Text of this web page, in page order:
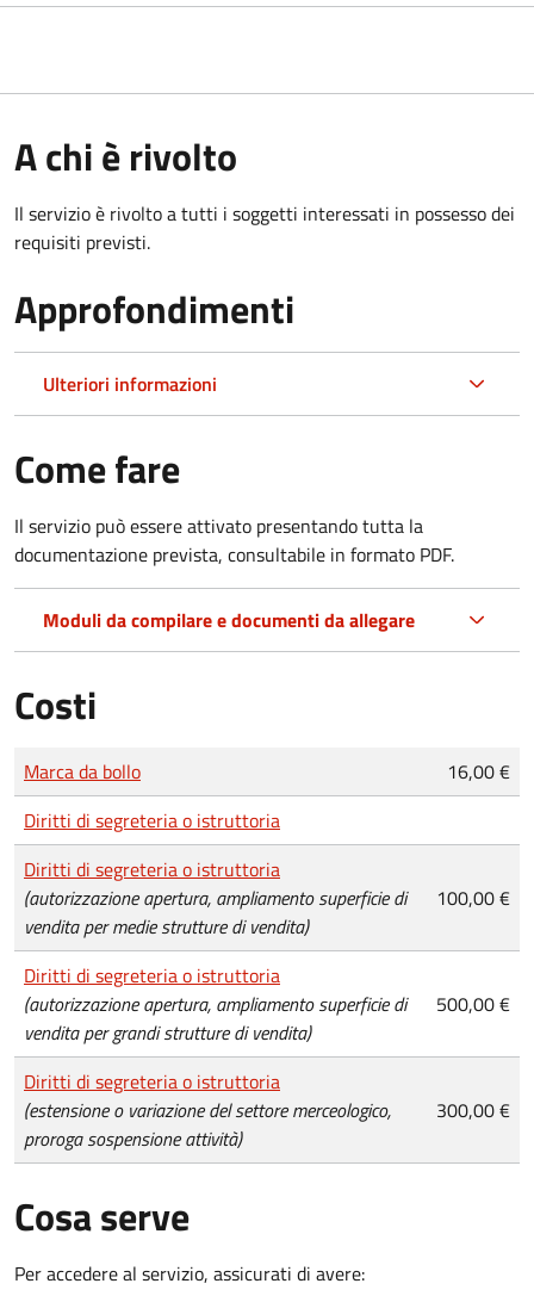
A chi è rivolto
Il servizio è rivolto a tutti i soggetti interessati in possesso dei
requisiti previsti.
Approfondimenti
Ulteriori informazioni
Come fare
Il servizio può essere attivato presentando tutta la
documentazione prevista, consultabile in formato PDF.
Moduli da compilare e documenti da allegare
Costi
Tipo di pagamento
Importo
Marca da bollo
16,00 €
Diritti di segreteria o istruttoria
Diritti di segreteria o istruttoria
(autorizzazione apertura, ampliamento superficie di
vendita per medie strutture di vendita)
100,00 €
Diritti di segreteria o istruttoria
(autorizzazione apertura, ampliamento superficie di
vendita per grandi strutture di vendita)
500,00 €
Diritti di segreteria o istruttoria
(estensione o variazione del settore merceologico,
proroga sospensione attività)
300,00 €
Cosa serve
Per accedere al servizio, assicurati di avere: